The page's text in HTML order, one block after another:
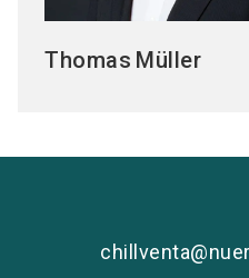
Thomas Müller